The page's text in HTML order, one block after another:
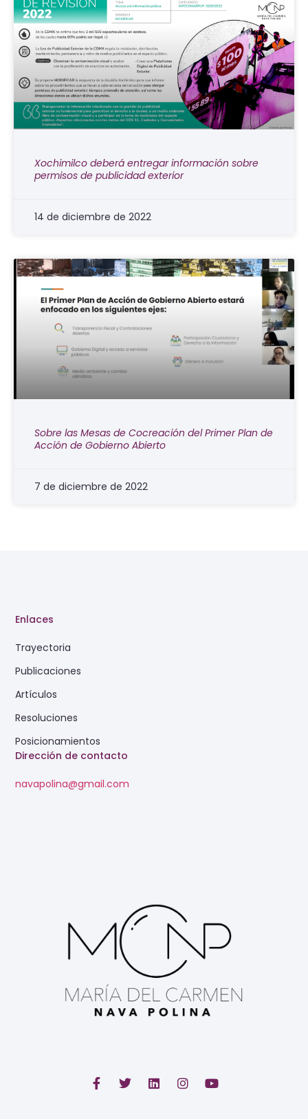
Xochimilco deberá entregar información sobre
permisos de publicidad exterior
14 de diciembre de 2022
Sobre las Mesas de Cocreación del Primer Plan de
Acción de Gobierno Abierto
7 de diciembre de 2022
Dirección de contacto
navapolina@gmail.com
Enlaces
Trayectoria
Publicaciones
Artículos
Resoluciones
Posicionamientos